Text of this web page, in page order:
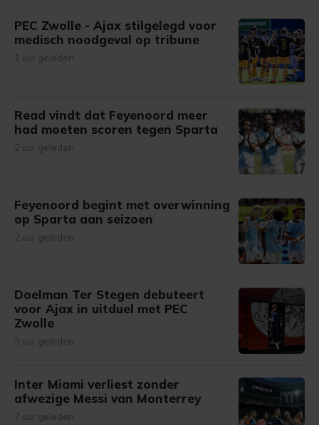
PEC Zwolle - Ajax stilgelegd voor
medisch noodgeval op tribune
1 uur geleden
Read vindt dat Feyenoord meer
had moeten scoren tegen Sparta
2 uur geleden
Feyenoord begint met overwinning
op Sparta aan seizoen
2 uur geleden
Doelman Ter Stegen debuteert
voor Ajax in uitduel met PEC
Zwolle
3 uur geleden
Inter Miami verliest zonder
afwezige Messi van Monterrey
7 uur geleden